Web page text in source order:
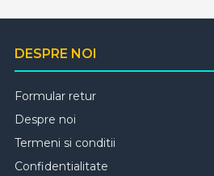
DESPRE NOI
Formular retur
Despre noi
Termeni si conditii
Confidentialitate